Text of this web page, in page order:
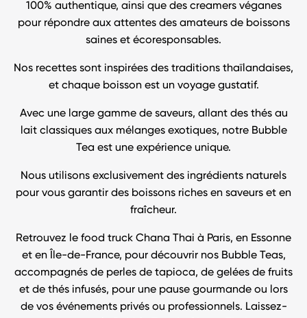
100% authentique, ainsi que des creamers véganes
pour répondre aux attentes des amateurs de boissons
saines et écoresponsables.
Nos recettes sont inspirées des traditions thaïlandaises,
et chaque boisson est un voyage gustatif.
Avec une large gamme de saveurs, allant des thés au
lait classiques aux mélanges exotiques, notre Bubble
Tea est une expérience unique.
Nous utilisons exclusivement des ingrédients naturels
pour vous garantir des boissons riches en saveurs et en
fraîcheur.
Retrouvez le food truck Chana Thai à Paris, en Essonne
et en Île-de-France, pour découvrir nos Bubble Teas,
accompagnés de perles de tapioca, de gelées de fruits
et de thés infusés, pour une pause gourmande ou lors
de vos événements privés ou professionnels. Laissez-